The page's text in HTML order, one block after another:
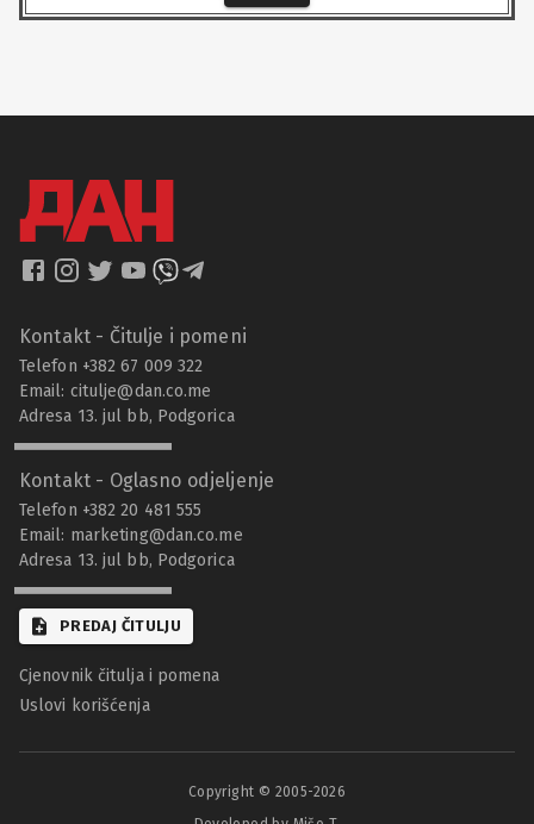
Kontakt - Čitulje i pomeni
Telefon +382 67 009 322
Email: citulje@dan.co.me
Adresa 13. jul bb, Podgorica
Kontakt - Oglasno odjeljenje
Telefon +382 20 481 555
Email: marketing@dan.co.me
Adresa 13. jul bb, Podgorica
PREDAJ ČITULJU
Cjenovnik čitulja i pomena
Uslovi korišćenja
Copyright © 2005-2026